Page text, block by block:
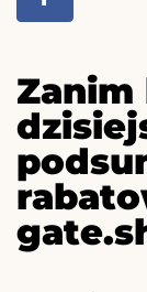
Zanim